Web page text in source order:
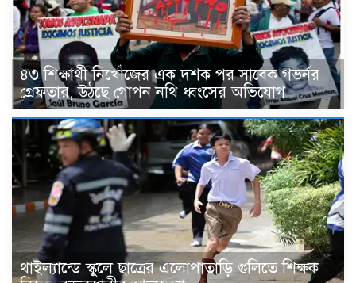
৪৩ শিক্ষার্থী নিখোঁজের এক দশক পর সাবেক গভর্নর
গ্রেফতার, উঠছে গোপন নথি ধ্বংসের অভিযোগ
থাইল্যান্ডে স্কুলে ছাত্রের এলোপাতাড়ি গুলিতে শিক্ষক